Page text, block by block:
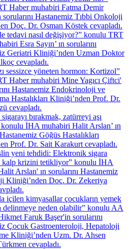
Haber muhabiri Fatma Demir
sorularını Hastanemiz Tıbbi Onkoloji
Doç. Dr. Osman Köstek cevapladı.
tedavi nasıl değişiyor?” konulu TRT
Esra Sayın’ ın sorularını
Geriatri Kliniği’nden Uzman Doktor
cevapladı.
sessizce yöneten hormon: Kortizol”
Haber muhabiri Mine Yagıcı Çiftci'
Hastanemiz Endokrinoloji ve
Hastalıkları Kliniği’nden Prof. Dr.
cevapladı.
bırakmak, zatürreyi aşı
İHA muhabiri Halit Arslan’ ın
Göğüs Hastalıkları
Prof. Dr. Sait Karakurt cevapladı.
yeni tehdidi: Elektronik sigara
kalp krizini tetikliyor” konulu İHA
Arslan' ın sorularını Hastanemiz
Kliniği’nden Doç. Dr. Zekeriya
içilen kimyasallar çocukların yemek
delinmeye neden olabilir” konulu AA
Faruk Başer'in sorularını
Çocuk Gastroenteroloji, Hepatoloji
Kliniği’nden Uzm. Dr. Ahsen
cevapladı.